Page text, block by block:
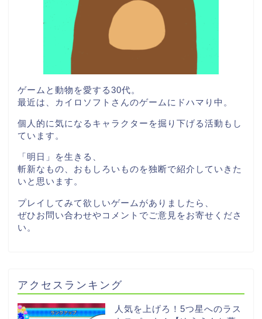
ゲームと動物を愛する30代。
最近は、カイロソフトさんのゲームにドハマり中。
個人的に気になるキャラクターを掘り下げる活動もし
ています。
「明日」を生きる、
斬新なもの、おもしろいものを独断で紹介していきた
いと思います。
プレイしてみて欲しいゲームがありましたら、
ぜひお問い合わせやコメントでご意見をお寄せくださ
い。
アクセスランキング
人気を上げろ！5つ星へのラス